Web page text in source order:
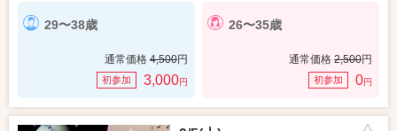
29〜38歳
通常価格 4,500円
初参加 3,000円
26〜35歳
通常価格 2,500円
初参加 0円